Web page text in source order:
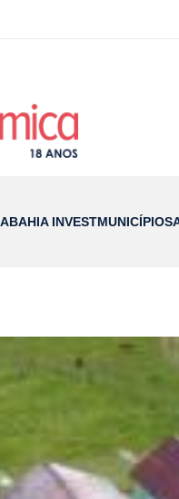
BAHIA INVESTMUNICÍPIOS